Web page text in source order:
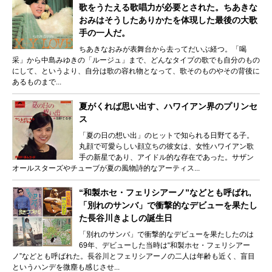
歌をうたえる歌唱力が必要とされた。ちあきな
おみはそうしたありかたを体現した最後の大歌
手の一人だ。
ちあきなおみが表舞台から去ってだいぶ経つ。「喝
采」から中島みゆきの「ルージュ」まで、どんなタイプの歌でも自分のもの
にして、というより、自分は歌の容れ物となって、歌そのものやその背後に
あるものまで...
夏がくれば思い出す、ハワイアン界のプリンセ
ス
「夏の日の想い出」のヒットで知られる日野てる子。
丸顔で可愛らしい顔立ちの彼女は、女性ハワイアン歌
手の新星であり、アイドル的な存在であった。サザン
オールスターズやチューブが夏の風物詩的なアーティス...
“和製ホセ・フェリシアーノ”などとも呼ばれ,
「別れのサンバ」で衝撃的なデビューを果たし
た長谷川きよしの誕生日
「別れのサンバ」で衝撃的なデビューを果たしたのは
69年、デビューした当時は“和製ホセ・フェリシアー
ノ”などとも呼ばれた。長谷川とフェリシアーノの二人は年齢も近く、盲目
というハンデを微塵も感じさせ...